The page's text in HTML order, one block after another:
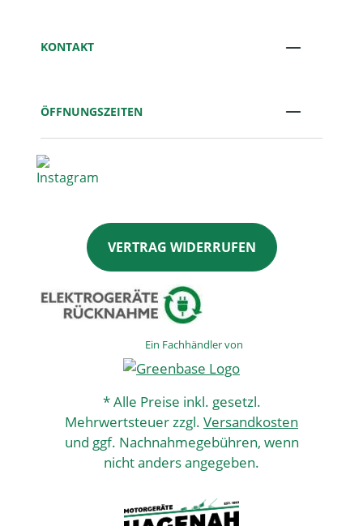
KONTAKT
ÖFFNUNGSZEITEN
VERTRAG WIDERRUFEN
Ein Fachhändler von
* Alle Preise inkl. gesetzl.
Mehrwertsteuer zzgl. Versandkosten
und ggf. Nachnahmegebühren, wenn
nicht anders angegeben.